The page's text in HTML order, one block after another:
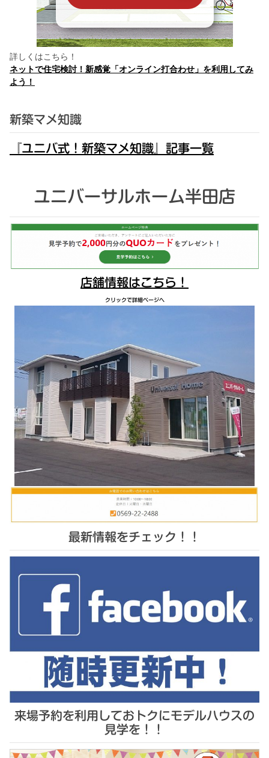
詳しくはこちら！
ネットで住宅検討！新感覚「オンライン打合わせ」を利用してみ
よう！
新築マメ知識
『ユニバ式！新築マメ知識』記事一覧
ユニバーサルホーム半田店
店舗情報はこちら！
クリックで詳細ページへ
最新情報をチェック！！
来場予約を利用しておトクにモデルハウスの
見学を！！